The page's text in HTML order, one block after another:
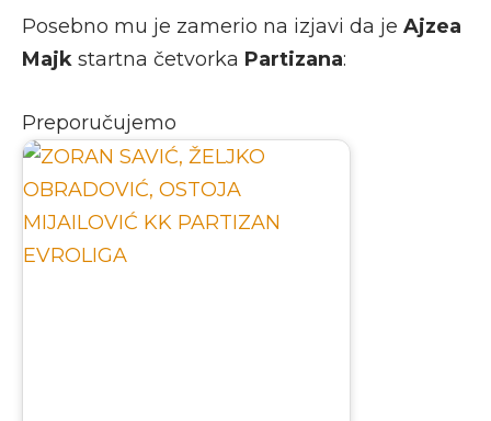
Posebno mu je zamerio na izjavi da je Ajzea
Majk startna četvorka Partizana:
Preporučujemo